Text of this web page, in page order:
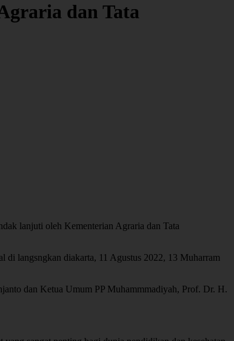
dan Tata
lanjuti oleh Kementerian Agraria dan Tata
di langsngkan diakarta, 11 Agustus 2022, 13 Muharram
dan Ketua Umum PP Muhammmadiyah, Prof. Dr. H.